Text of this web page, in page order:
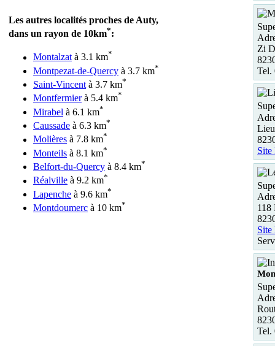
Les autres localités proches de Auty,
dans un rayon de 10km*:
Montalzatà 3.1 km*
Montpezat-de-Quercy à 3.7 km*
Saint-Vincent à 3.7 km*
Montfermierà 5.4 km*
Mirabel à 6.1 km*
Caussade à 6.3 km*
Molières à 7.8 km*
Monteils à 8.1 km*
Belfort-du-Quercy à 8.4 km*
Réalville à 9.2 km*
Lapenche à 9.6 km*
Montdoumerc à 10 km*
Zi
Tel.
Site
118
Site
Tel.